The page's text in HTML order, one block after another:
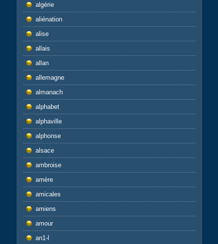
algérie
aliénation
alise
allais
allan
allemagne
almanach
alphabet
alphaville
alphonse
alsace
ambroise
amère
amicales
amiens
amour
an1-l